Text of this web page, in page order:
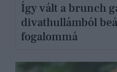
Így vált a brunch
divathullámból
fogalommá